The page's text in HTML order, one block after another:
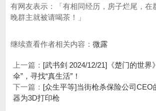
有网友表示：「有相同经历，房子烂尾，在
晚群主就被请喝茶！」
继续查看作者相关内容： 微露
上一篇： [武书剑 2024/12/21]《楚门的世界
伞”，寻找“真生活”！
下一篇： [众生平等]当街枪杀保险公司CEO
器为3D打印枪